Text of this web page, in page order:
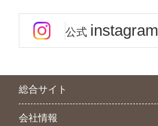
公式 instagram
総合サイト
会社情報